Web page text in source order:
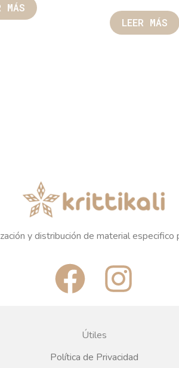
MÁS
LEER MÁS
y distribución de material especifico
F
a
c
I
n
Útiles
Política de Privacidad